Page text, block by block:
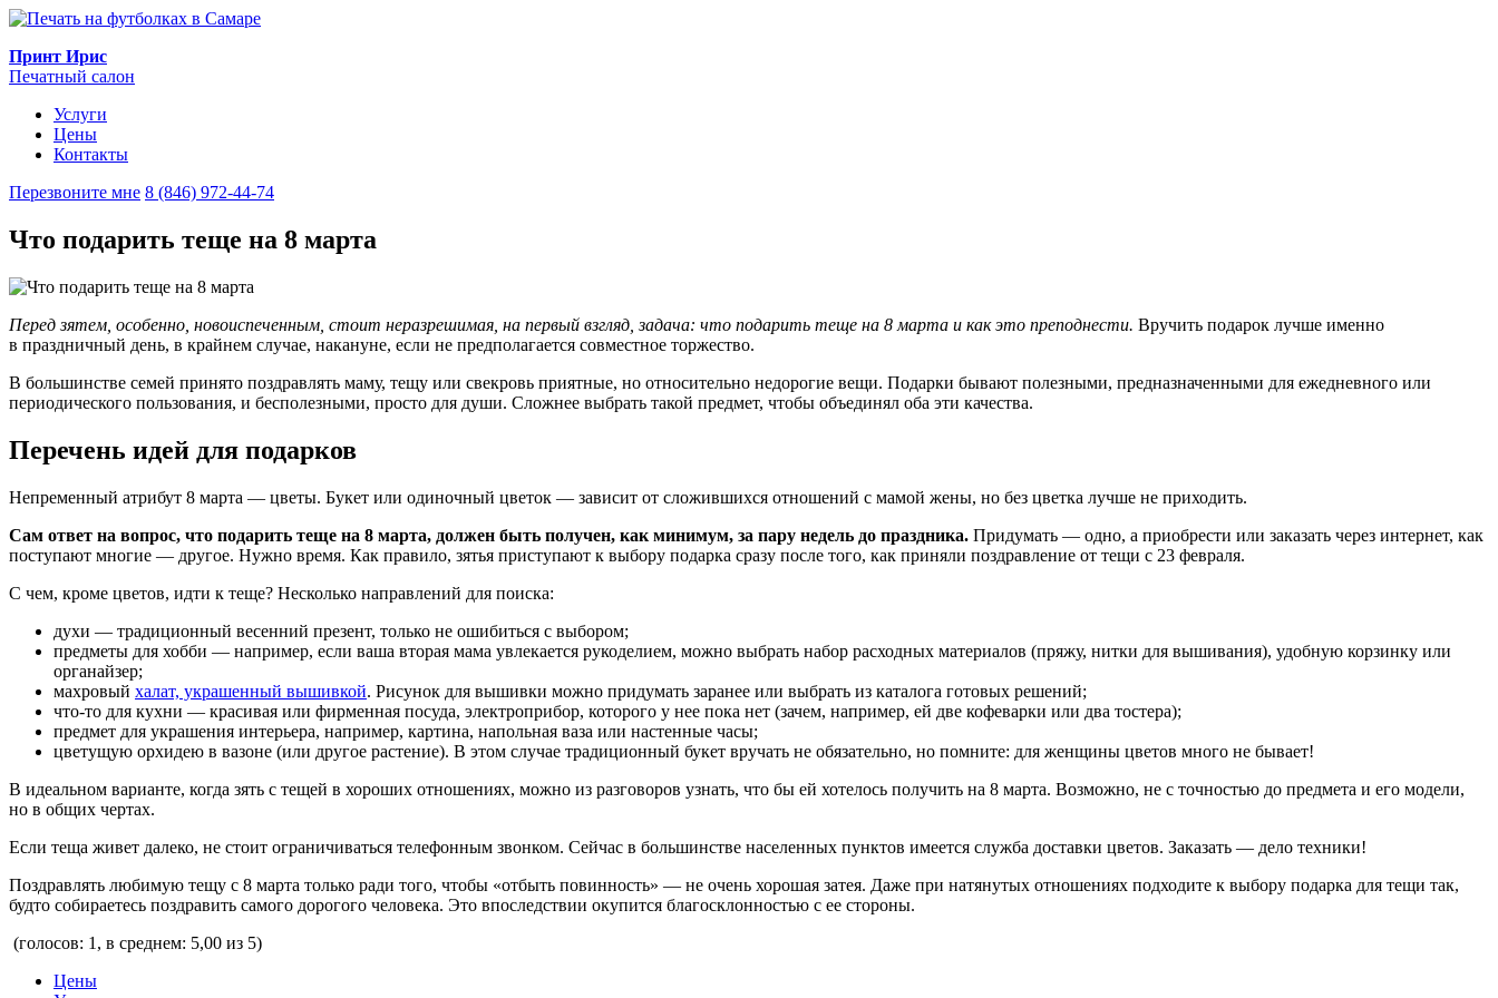
Принт Ирис
Печатный салон
Услуги
Цены
Контакты
Перезвоните мне 8 (846) 972-44-74
Что подарить теще на 8 марта
Перед зятем, особенно, новоиспеченным, стоит неразрешимая, на первый взгляд, задача: что подарить теще на 8 марта и как это преподнести. Вручить подарок лучше именно
в праздничный день, в крайнем случае, накануне, если не предполагается совместное торжество.
В большинстве семей принято поздравлять маму, тещу или свекровь приятные, но относительно недорогие вещи. Подарки бывают полезными, предназначенными для ежедневного или
периодического пользования, и бесполезными, просто для души. Сложнее выбрать такой предмет, чтобы объединял оба эти качества.
Перечень идей для подарков
Непременный атрибут 8 марта — цветы. Букет или одиночный цветок — зависит от сложившихся отношений с мамой жены, но без цветка лучше не приходить.
Сам ответ на вопрос, что подарить теще на 8 марта, должен быть получен, как минимум, за пару недель до праздника. Придумать — одно, а приобрести или заказать через интернет, как
поступают многие — другое. Нужно время. Как правило, зятья приступают к выбору подарка сразу после того, как приняли поздравление от тещи с 23 февраля.
С чем, кроме цветов, идти к теще? Несколько направлений для поиска:
духи — традиционный весенний презент, только не ошибиться с выбором;
предметы для хобби — например, если ваша вторая мама увлекается рукоделием, можно выбрать набор расходных материалов (пряжу, нитки для вышивания), удобную корзинку или
органайзер;
махровый халат, украшенный вышивкой. Рисунок для вышивки можно придумать заранее или выбрать из каталога готовых решений;
что-то для кухни — красивая или фирменная посуда, электроприбор, которого у нее пока нет (зачем, например, ей две кофеварки или два тостера);
предмет для украшения интерьера, например, картина, напольная ваза или настенные часы;
цветущую орхидею в вазоне (или другое растение). В этом случае традиционный букет вручать не обязательно, но помните: для женщины цветов много не бывает!
В идеальном варианте, когда зять с тещей в хороших отношениях, можно из разговоров узнать, что бы ей хотелось получить на 8 марта. Возможно, не с точностью до предмета и его модели,
но в общих чертах.
Если теща живет далеко, не стоит ограничиваться телефонным звонком. Сейчас в большинстве населенных пунктов имеется служба доставки цветов. Заказать — дело техники!
Поздравлять любимую тещу с 8 марта только ради того, чтобы «отбыть повинность» — не очень хорошая затея. Даже при натянутых отношениях подходите к выбору подарка для тещи так,
будто собираетесь поздравить самого дорогого человека. Это впоследствии окупится благосклонностью с ее стороны.
(голосов: 1, в среднем: 5,00 из 5)
Цены